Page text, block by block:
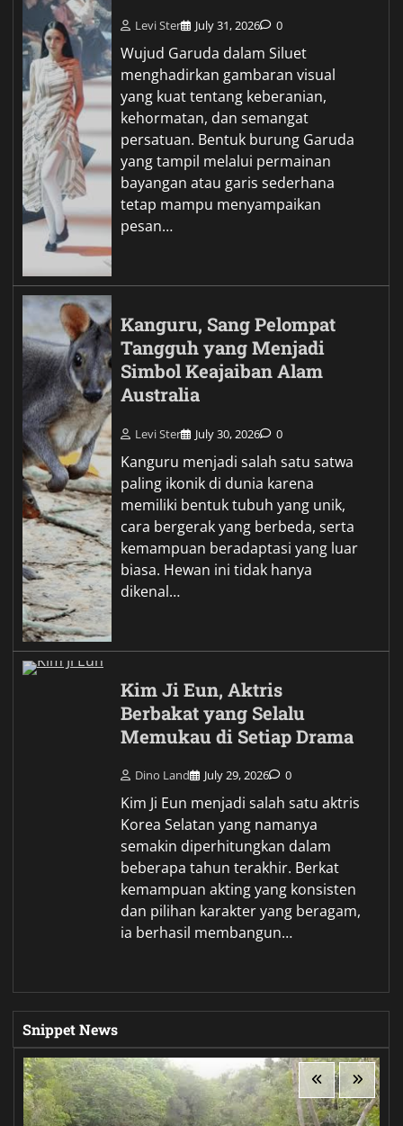
Levi Ster July 31, 2026 0
Wujud Garuda dalam Siluet
menghadirkan gambaran visual
yang kuat tentang keberanian,
kehormatan, dan semangat
persatuan. Bentuk burung Garuda
yang tampil melalui permainan
bayangan atau garis sederhana
tetap mampu menyampaikan
pesan…
Kanguru, Sang Pelompat
Tangguh yang Menjadi
Simbol Keajaiban Alam
Australia
Levi Ster July 30, 2026 0
Kanguru menjadi salah satu satwa
paling ikonik di dunia karena
memiliki bentuk tubuh yang unik,
cara bergerak yang berbeda, serta
kemampuan beradaptasi yang luar
biasa. Hewan ini tidak hanya
dikenal…
Kim Ji Eun, Aktris
Berbakat yang Selalu
Memukau di Setiap Drama
Dino Land July 29, 2026 0
Kim Ji Eun menjadi salah satu aktris
Korea Selatan yang namanya
semakin diperhitungkan dalam
beberapa tahun terakhir. Berkat
kemampuan akting yang konsisten
dan pilihan karakter yang beragam,
ia berhasil membangun…
Snippet News